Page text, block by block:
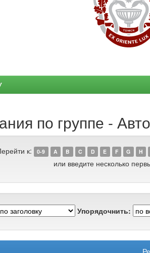
по группе -
к: 0-9 A B C D E F G H
или введите несколько
Упорядочнить: